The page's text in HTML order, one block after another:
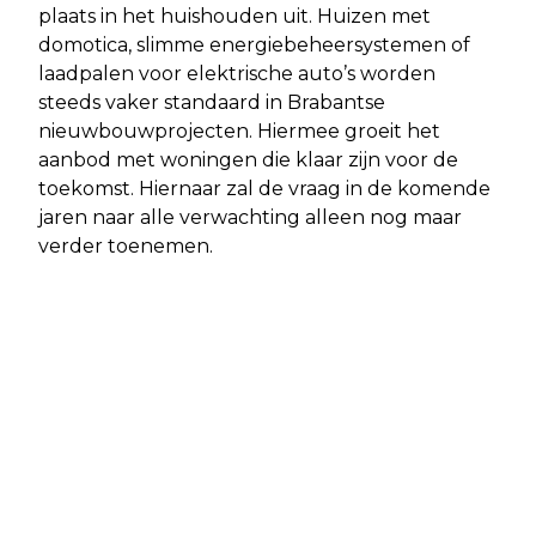
plaats in het huishouden uit. Huizen met
domotica, slimme energiebeheersystemen of
laadpalen voor elektrische auto’s worden
steeds vaker standaard in Brabantse
nieuwbouwprojecten. Hiermee groeit het
aanbod met woningen die klaar zijn voor de
toekomst. Hiernaar zal de vraag in de komende
jaren naar alle verwachting alleen nog maar
verder toenemen.